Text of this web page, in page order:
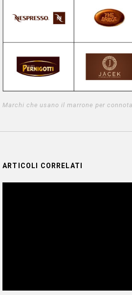
Marchi che usano il marrone per
ARTICOLI CORRELATI